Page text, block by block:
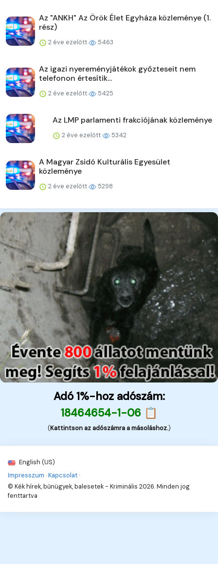
Az "ANKH" Az Örök Élet Egyháza közleménye (1.
rész)
2 éve ezelőtt 5463
Az igazi nyereményjátékok győzteseit nem
telefonon értesítik...
2 éve ezelőtt 5425
Az LMP parlamenti frakciójának közleménye
2 éve ezelőtt 5342
A Magyar Zsidó Kulturális Egyesület
közleménye
2 éve ezelőtt 5298
Adó 1%-hoz adószám:
18464654-1-06 📋
(Kattintson az adószámra a másoláshoz.)
English (US)
Impresszum ·Kapcsolat ·
© Kék hírek, bűnügyek, balesetek - Kriminális 2026. Minden jog
fenttartva